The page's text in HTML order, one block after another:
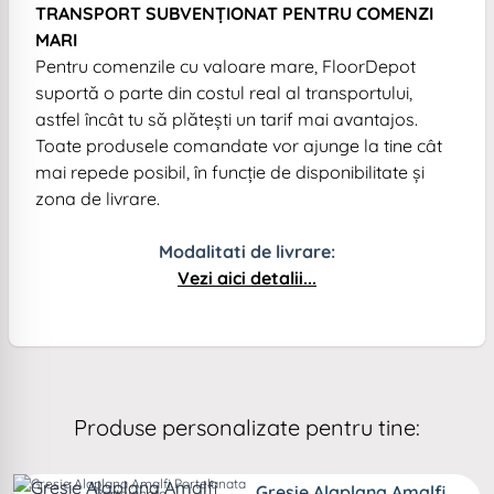
TRANSPORT SUBVENȚIONAT PENTRU COMENZI
MARI
Pentru comenzile cu valoare mare, FloorDepot
suportă o parte din costul real al transportului,
astfel încât tu să plătești un tarif mai avantajos.
Toate produsele comandate vor ajunge la tine cât
mai repede posibil, în funcție de disponibilitate și
zona de livrare.
Modalitati de livrare:
Vezi aici detalii...
Produse personalizate pentru tine: